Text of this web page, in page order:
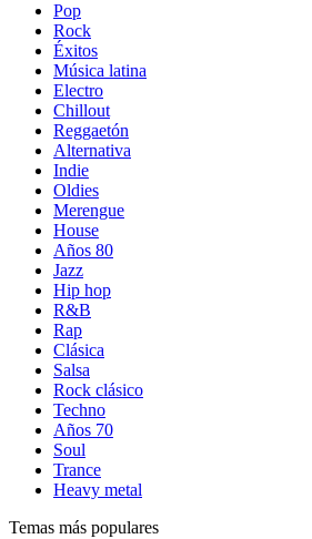
Pop
Rock
Éxitos
Música latina
Electro
Chillout
Reggaetón
Alternativa
Indie
Oldies
Merengue
House
Años 80
Jazz
Hip hop
R&B
Rap
Clásica
Salsa
Rock clásico
Techno
Años 70
Soul
Trance
Heavy metal
Temas más populares